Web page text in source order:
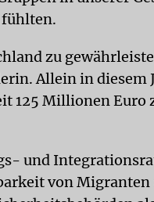
fühlten.
zu
Allein in diesem
125 Millionen Euro
und
von